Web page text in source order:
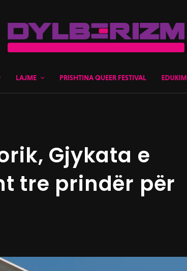
LAJME PRISHTINA QUEER FESTIVAL EDUKIM
Gjykata e
tre prindër për